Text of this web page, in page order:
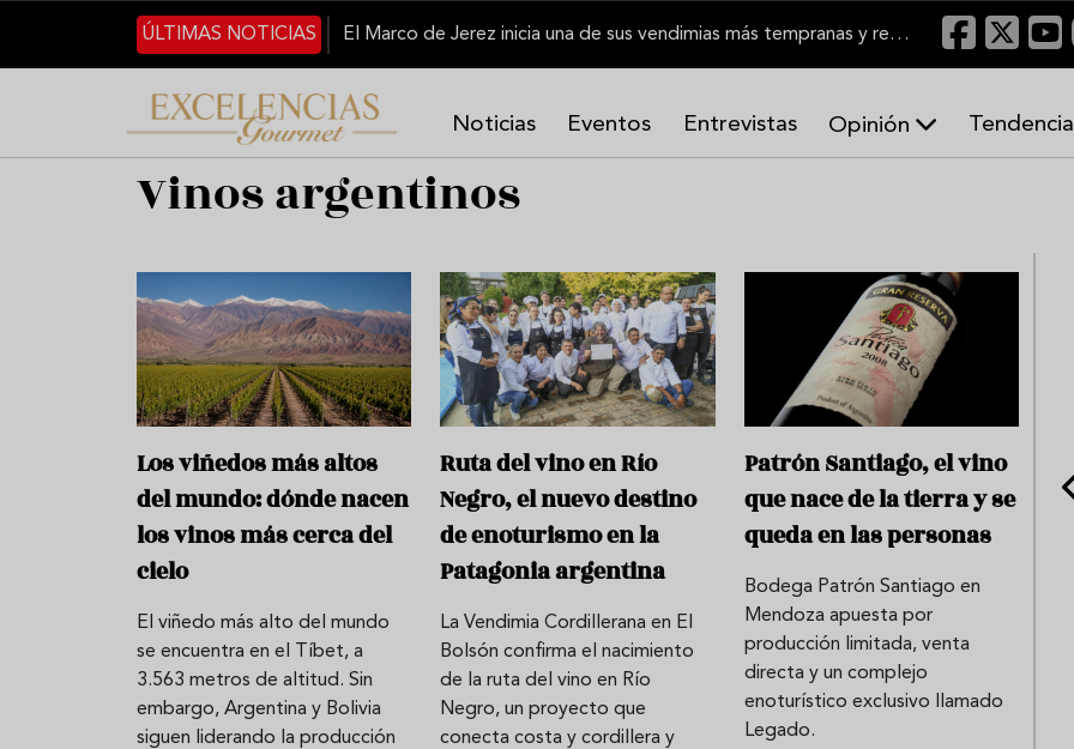
Pasar al contenido principal
ÚLTIMAS NOTICIAS
El Marco de Jerez inicia una de sus vendimias más tempranas y recupera producción
Noticias Eventos Entrevistas Opinión
n
a
s
Vinos argentinos
Los viñedos más altos
del mundo: dónde nacen
los vinos más cerca del
cielo
El viñedo más alto del mundo
se encuentra en el Tíbet, a
3.563 metros de altitud. Sin
embargo, Argentina y Bolivia
siguen liderando la producción
Ruta del vino en Río
Negro, el nuevo destino
de enoturismo en la
Patagonia argentina
La Vendimia Cordillerana en El
Bolsón confirma el nacimiento
de la ruta del vino en Río
Negro, un proyecto que
conecta costa y cordillera y
Patrón Santiago, el vino
que nace de la tierra y se
queda en las personas
Bodega Patrón Santiago en
Mendoza apuesta por
producción limitada, venta
directa y un complejo
enoturístico exclusivo llamado
Legado.
Sopa fría de sandía: el plato
que querrás repetir todo el
verano
Cinco cremas frías de verduras
que querrás repetir todo agosto
Ni sangría ni tinto de
aprende a preparar
de vino especiado